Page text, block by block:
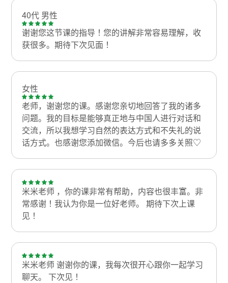
40代 男性
谢谢您这节课的指导！您的讲解非常容易理解，收
获很多。期待下次见面！
女性
老师，谢谢您的课。感谢您亲切地回答了我的诸多
问题。我的目标是能够真正地与中国人进行对话和
交流，所以我想学习自然的表达方式和不失礼的说
话方式。也感谢您添加微信。今后也请多多关照♡
米米老师 ，你的课非常有帮助，内容也很丰富。非
常感谢！我认为你是一位好老师。 期待下次上课
见！
米米老师 谢谢你的课，我每次很开心跟你一起学习
聊天。 下次见！